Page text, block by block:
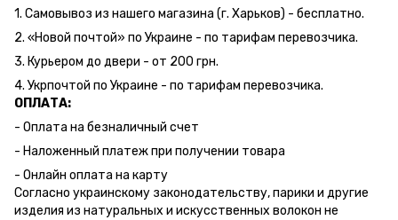
1. Самовывоз из нашего магазина (г. Харьков) - бесплатно.
2. «Новой почтой» по Украине - по тарифам перевозчика.
3. Курьером до двери - от 200 грн.
4. Укрпочтой по Украине - по тарифам перевозчика.
ОПЛАТА:
- Оплата на безналичный счет
- Наложенный платеж при получении товара
- Онлайн оплата на карту
Согласно украинскому законодательству, парики и другие
изделия из натуральных и искусственных волокон не